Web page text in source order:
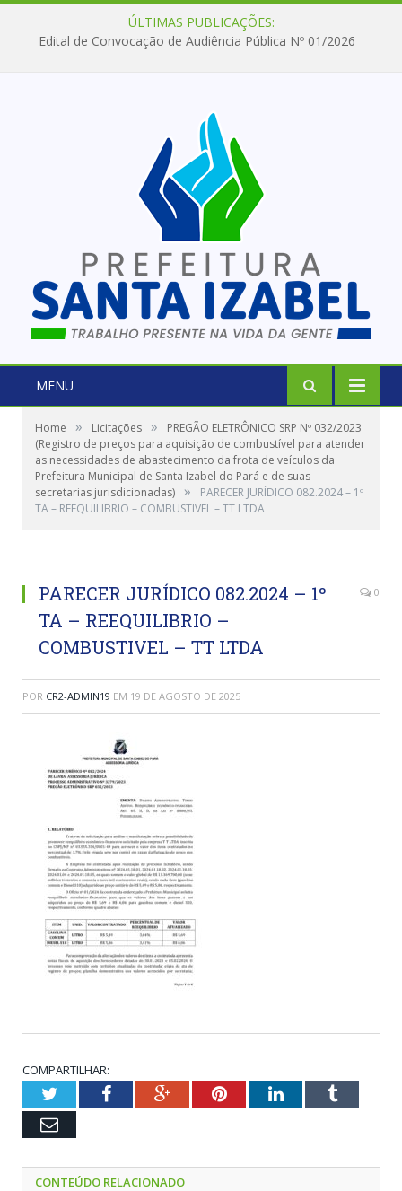
ÚLTIMAS PUBLICAÇÕES:
Edital de Convocação de Audiência Pública Nº 01/2026
MENU
Home » Licitações »
PREGÃO ELETRÔNICO SRP Nº 032/2023
(Registro de preços para aquisição de combustível para atender
as necessidades de abastecimento da frota de veículos da
Prefeitura Municipal de Santa Izabel do Pará e de suas
secretarias jurisdicionadas) »
PARECER JURÍDICO 082.2024 – 1º
TA – REEQUILIBRIO – COMBUSTIVEL – TT LTDA
PARECER JURÍDICO 082.2024 – 1º
TA – REEQUILIBRIO –
COMBUSTIVEL – TT LTDA
0
POR CR2-ADMIN19 EM 19 DE AGOSTO DE 2025
COMPARTILHAR:
TwitterFacebookGoogle+PinterestLinkedInTumblr
Email
CONTEÚDO RELACIONADO